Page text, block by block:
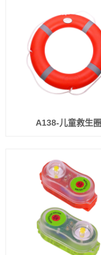
A138-儿童救生圈